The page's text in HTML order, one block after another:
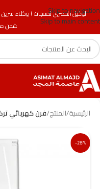
الوكيل الحصري لمنتجات ( وكلاء
شحن
Skip to navigation
Skip to main content
الرئيسية/المنتج/فرن كهربائي تركي 4 عيون سوبر جنرال
-28%